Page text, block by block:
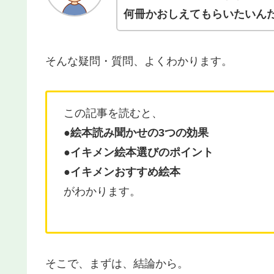
何冊かおしえてもらいたいん
そんな疑問・質問、よくわかります。
この記事を読むと、
●絵本読み聞かせの3つの効果
●イキメン絵本選びのポイント
●イキメンおすすめ絵本
がわかります。
そこで、まずは、結論から。